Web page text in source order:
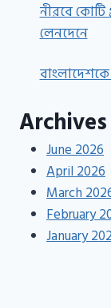
নীরবে কোটি
লেনদেনে
Archives
June 2026
April 2026
March
February
January